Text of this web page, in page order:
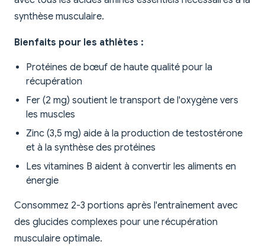
synthèse musculaire.
Bienfaits pour les athlètes :
Protéines de bœuf de haute qualité pour la
récupération
Fer (2 mg) soutient le transport de l'oxygène vers
les muscles
Zinc (3,5 mg) aide à la production de testostérone
et à la synthèse des protéines
Les vitamines B aident à convertir les aliments en
énergie
Consommez 2-3 portions après l'entraînement avec
des glucides complexes pour une récupération
musculaire optimale.